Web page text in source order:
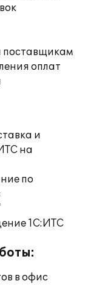
поставщикам
оплат
и
на
по
1С:ИТС
в офис